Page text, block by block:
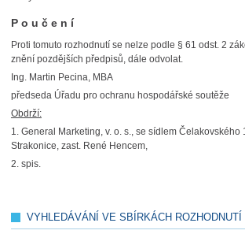
P o u č e n í
Proti tomuto rozhodnutí se nelze podle § 61 odst. 2
znění pozdějších předpisů, dále odvolat.
Ing. Martin Pecina, MBA
předseda Úřadu pro ochranu hospodářské soutěže
Obdrží:
1. General Marketing, v. o. s., se sídlem Čelakovského
Strakonice, zast. René Hencem,
2. spis.
VYHLEDÁVÁNÍ VE SBÍRKÁCH ROZHODNUTÍ